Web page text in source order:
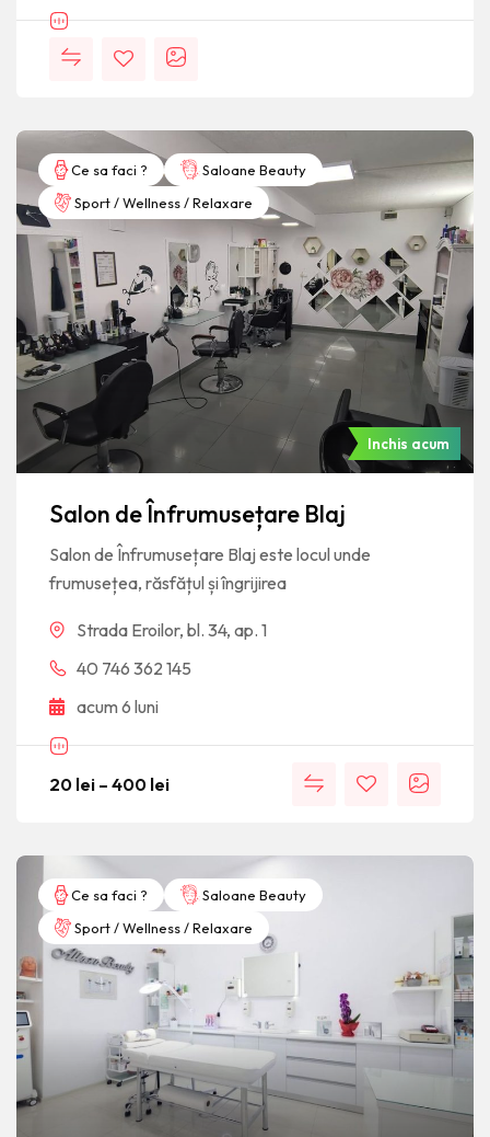
Ce sa faci ?
Saloane Beauty
Sport / Wellness / Relaxare
Inchis acum
Salon de Înfrumusețare Blaj
Salon de Înfrumusețare Blaj este locul unde
frumusețea, răsfățul și îngrijirea
Strada Eroilor, bl. 34, ap. 1
40 746 362 145
acum 6 luni
20 lei – 400 lei
Ce sa faci ?
Saloane Beauty
Sport / Wellness / Relaxare